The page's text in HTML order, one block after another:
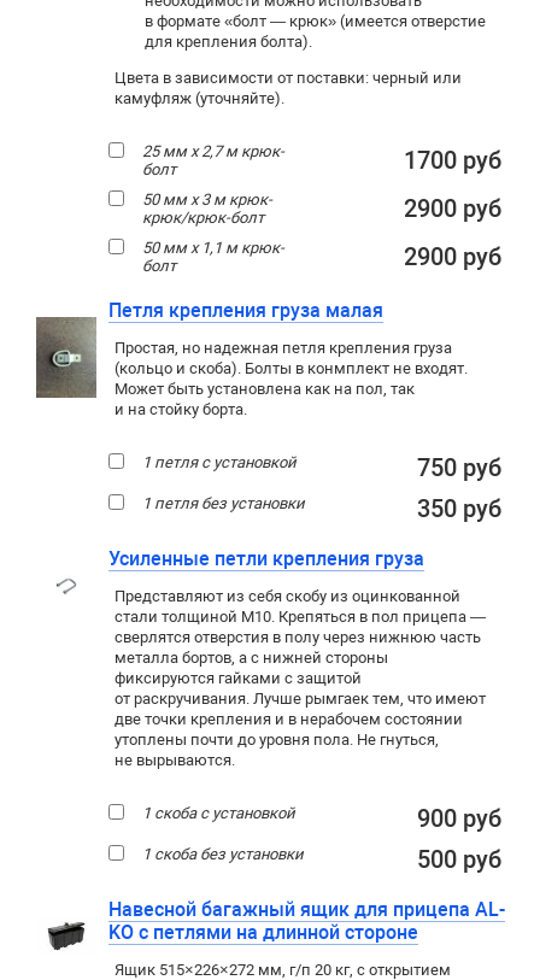
в формате «болт — крюк» (имеется отверстие
для крепления болта).
Цвета в зависимости от поставки: черный или
камуфляж (уточняйте).
25 мм х 2,7 м крюк-
болт
1700 руб
50 мм х 3 м крюк-
крюк/крюк-болт
2900 руб
50 мм х 1,1 м крюк-
болт
2900 руб
Петля крепления груза малая
Простая, но надежная петля крепления груза
(кольцо и скоба). Болты в конмплект не входят.
Может быть установлена как на пол, так
и на стойку борта.
1 петля с установкой 750 руб
1 петля без установки 350 руб
Усиленные петли крепления груза
Представляют из себя скобу из оцинкованной
стали толщиной М10. Крепяться в пол прицепа —
сверлятся отверстия в полу через нижнюю часть
металла бортов, а с нижней стороны
фиксируются гайками с защитой
от раскручивания. Лучше рымгаек тем, что имеют
две точки крепления и в нерабочем состоянии
утоплены почти до уровня пола. Не гнуться,
не вырываются.
1 скоба с установкой 900 руб
1 скоба без установки 500 руб
Навесной багажный ящик для прицепа AL-
KO с петлями на длинной стороне
Ящик 515×226×272 мм, г/п 20 кг, с открытием